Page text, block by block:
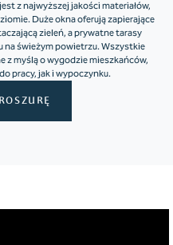
z najwyższej jakości materiałów,
Duże okna oferują zapierające
zieleń, a prywatne tarasy
na świeżym powietrzu. Wszystkie
z myślą o wygodzie mieszkańców,
pracy, jak i wypoczynku.